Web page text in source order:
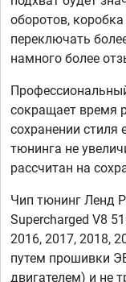
оборотов, коробка
переключать
намного более
сокращает время
сохранении стиля
тюнинга не
рассчитан на
Чип тюнинг Ленд
Supercharged V8
2016, 2017, 2018,
путем прошивки
двигателем) и не